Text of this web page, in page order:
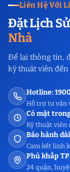
Liên Hệ Với
Đặt Lịch
Nhà
Để lại thông tin,
kỹ thuật viên
Hotline:
Hỗ trợ tư vấn
Có mặt
Kỹ thuật viên
Bảo hành
Cam kết linh
Phủ khắp
24 quận,